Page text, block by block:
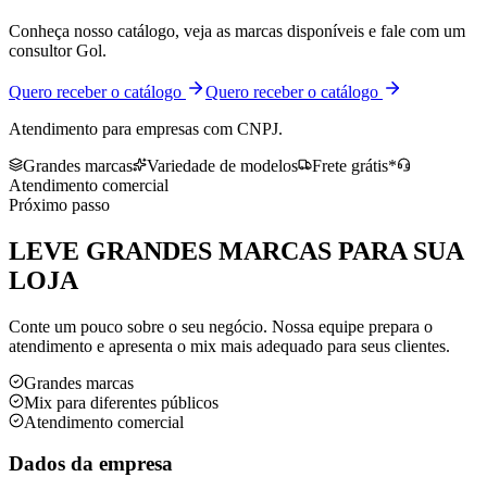
Conheça nosso catálogo, veja as marcas disponíveis e fale com um
consultor Gol.
Quero receber o catálogo
Quero receber o catálogo
Atendimento para empresas com CNPJ.
Grandes marcas
Variedade de modelos
Frete grátis*
Atendimento comercial
Próximo passo
LEVE GRANDES MARCAS PARA SUA
LOJA
Conte um pouco sobre o seu negócio. Nossa equipe prepara o
atendimento e apresenta o mix mais adequado para seus clientes.
Grandes marcas
Mix para diferentes públicos
Atendimento comercial
Dados da empresa